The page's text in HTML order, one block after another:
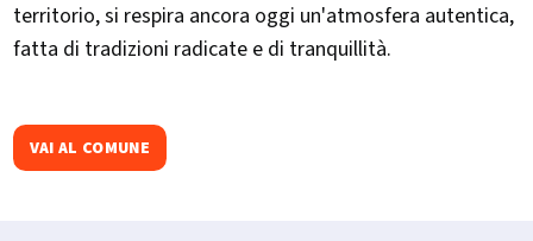
territorio, si respira ancora oggi un'atmosfera autentica,
fatta di tradizioni radicate e di tranquillità.
VAI AL COMUNE